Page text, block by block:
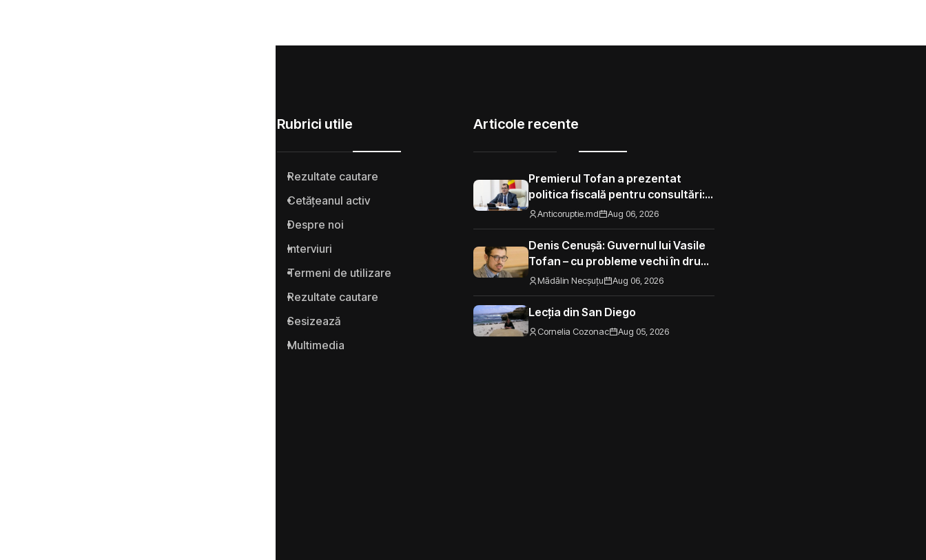
Rubrici utile
Rezultate cautare
Cetățeanul activ
Despre noi
Interviuri
Termeni de utilizare
Rezultate cautare
Sesizează
Multimedia
Articole recente
Premierul Tofan a prezentat
politica fiscală pentru consultări:
„Nu mi se pare corect ca avocado
să fie taxat la fel ca un măr din
Moldova”
Anticoruptie.md Aug 06, 2026
Denis Cenușă: Guvernul lui Vasile
Tofan – cu probleme vechi în drum
spre UE
Mădălin Necșuțu Aug 06, 2026
Lecția din San Diego
Cornelia Cozonac Aug 05, 2026